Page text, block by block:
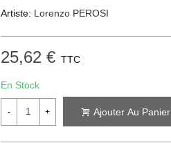
Artiste: Lorenzo PEROSI
25,62 € TTC
En Stock
- + Ajouter Au Panier